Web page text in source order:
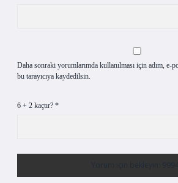
Daha sonraki yorumlarımda kullanılması için adım, e-
bu tarayıcıya kaydedilsin.
6 + 2 kaçtır? *